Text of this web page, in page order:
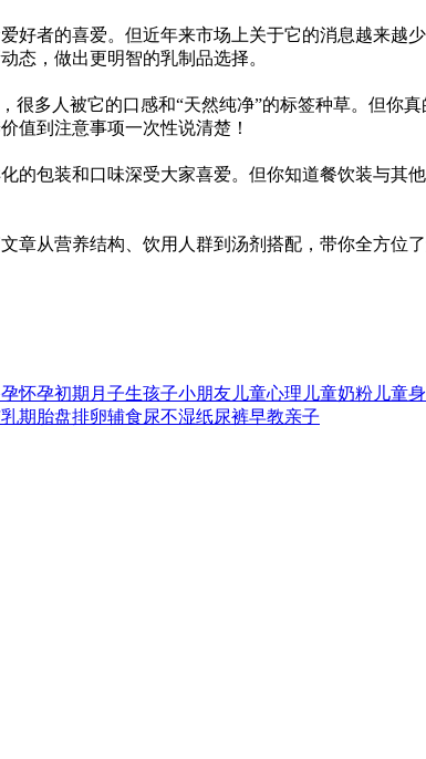
好者的喜爱。但近年来市场上关于它的消息越来越
态，做出更明智的乳制品选择。
很多人被它的口感和“天然纯净”的标签种草。但
值到注意事项一次性说清楚！
的包装和口味深受大家喜爱。但你知道餐饮装与其
章从营养结构、饮用人群到汤剂搭配，带你全方位
怀孕初期 月子生孩子小朋友 儿童心理 儿童奶粉 儿童
期 胎盘排卵辅食尿不湿纸尿裤早教亲子